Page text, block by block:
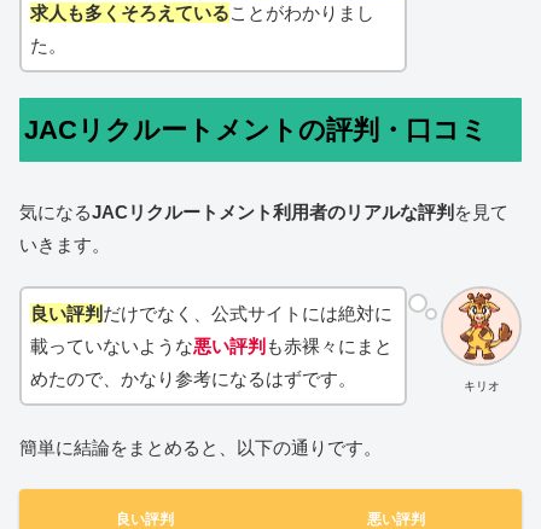
求人も多くそろえていることがわかりまし
た。
JACリクルートメントの評判・口コミ
気になるJACリクルートメント利用者のリアルな評判 を見て
いきます。
キリオ
良い評判 だけでなく、公式サイトには絶対に
載っていないような悪い評判 も赤裸々にまと
めたので、かなり参考になるはずです。
簡単に結論をまとめると、以下の通りです。
良い評判 悪い評判